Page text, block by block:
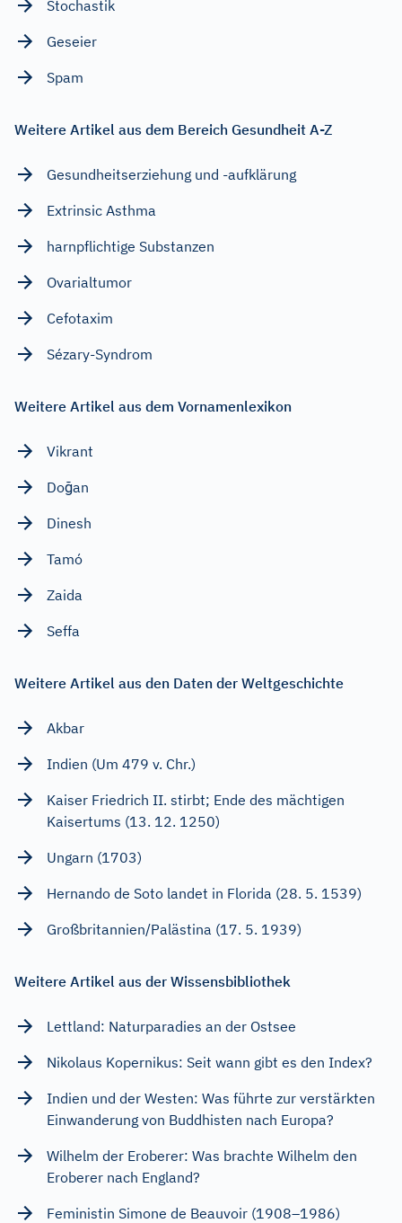
Stochastik
Geseier
Spam
Weitere Artikel aus dem Bereich Gesundheit A-Z
Gesundheitserziehung und -aufklärung
Extrinsic Asthma
harnpflichtige Substanzen
Ovarialtumor
Cefotaxim
Sézary-Syndrom
Weitere Artikel aus dem Vornamenlexikon
Vikrant
Doğan
Dinesh
Tamó
Zaida
Seffa
Weitere Artikel aus den Daten der Weltgeschichte
Akbar
Indien (Um 479 v. Chr.)
Kaiser Friedrich II. stirbt; Ende des mächtigen
Kaisertums (13. 12. 1250)
Ungarn (1703)
Hernando de Soto landet in Florida (28. 5. 1539)
Großbritannien/Palästina (17. 5. 1939)
Weitere Artikel aus der Wissensbibliothek
Lettland: Naturparadies an der Ostsee
Nikolaus Kopernikus: Seit wann gibt es den Index?
Indien und der Westen: Was führte zur verstärkten
Einwanderung von Buddhisten nach Europa?
Wilhelm der Eroberer: Was brachte Wilhelm den
Eroberer nach England?
Feministin Simone de Beauvoir (1908–1986)